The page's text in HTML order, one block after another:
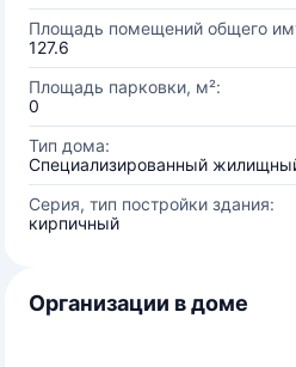
Площадь помещений общего
127.6
Площадь парковки, м²:
0
Тип дома:
Специализированный
Серия, тип постройки здания:
кирпичный
Организации в доме